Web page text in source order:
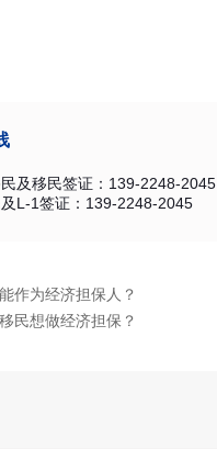
及移民签证：139-2248-2045
L-1签证：139-2248-2045
作为经济担保人？
民想做经济担保？